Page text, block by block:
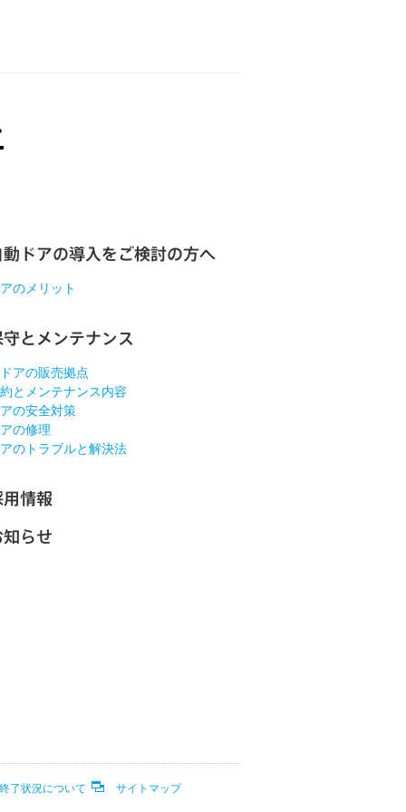
動ドアの導入をご検討の方へ
のメリット
とメンテナンス
アの販売拠点
とメンテナンス内容
の安全対策
の修理
のトラブルと解決法
情報
知らせ
了状況について サイトマップ